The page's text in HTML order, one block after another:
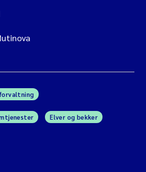
Elver og bekker